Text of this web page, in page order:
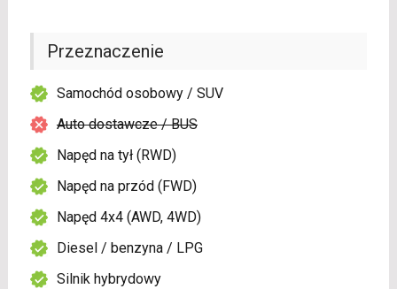
Przeznaczenie
Samochód osobowy / SUV
Auto dostawcze / BUS
Napęd na tył (RWD)
Napęd na przód (FWD)
Napęd 4x4 (AWD, 4WD)
Diesel / benzyna / LPG
Silnik hybrydowy